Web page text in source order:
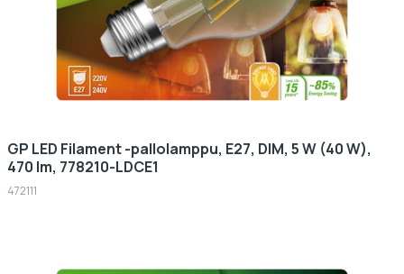
GP LED Filament -pallolamppu, E27, DIM, 5 W (40 W),
470 lm, 778210-LDCE1
472111